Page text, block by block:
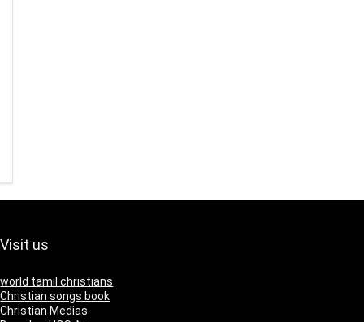
Visit us
world tamil christians
Christian songs book
Christian Medias